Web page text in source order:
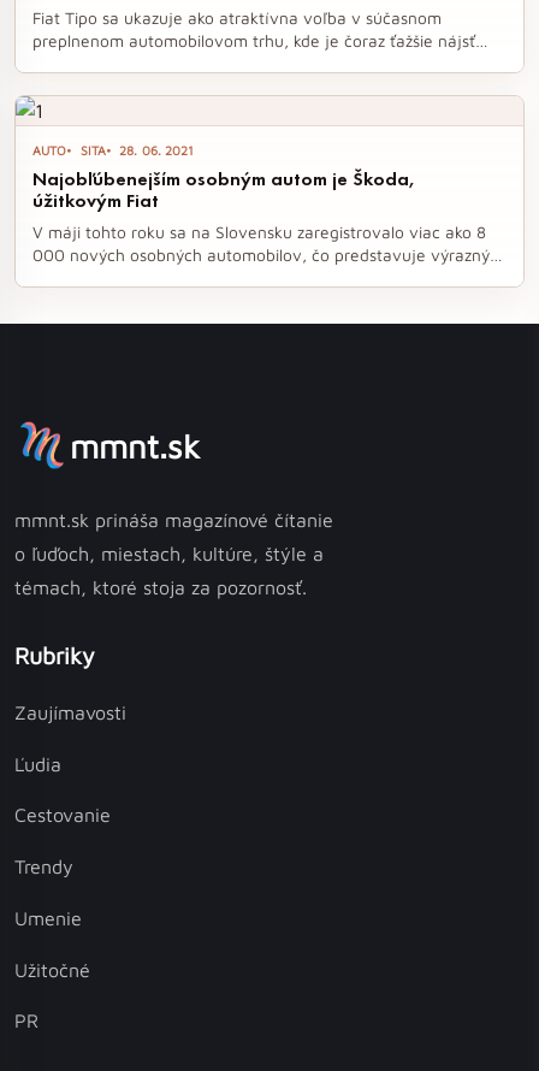
Fiat Tipo sa ukazuje ako atraktívna voľba v súčasnom
preplnenom automobilovom trhu, kde je čoraz ťažšie nájsť
batožinovým priestorom ponúka Tipo kombináciu, ktorá môže
osloviť tých, ktorí hľadajú kvalitné a ekonomické auto bez
zbytočných technologických komplikácií. Jeho výkon a
spotreba robia z tohto malého auta silného konkurenta v
segmente kompaktných vozidiel.
AUTO SITA 28. 06. 2021
Najobľúbenejším osobným autom je Škoda,
úžitkovým Fiat
V máji tohto roku sa na Slovensku zaregistrovalo viac ako 8
000 nových osobných automobilov, čo predstavuje výrazný
patrila práve jej. Medzi úžitkovými vozidlami si najlepšie
mmnt.sk
mmnt.sk prináša magazínové čítanie
o ľuďoch, miestach, kultúre, štýle a
témach, ktoré stoja za pozornosť.
Rubriky
Zaujímavosti
Ľudia
Cestovanie
Trendy
Umenie
Užitočné
PR